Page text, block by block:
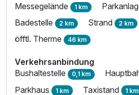
Messegelände 1 km
Badestelle 2 km Strand 2 km
öfftl. Therme 46 km
Verkehrsanbindung
Bushaltestelle 0,1 km
Parkhaus 1 km Taxistand 1 km